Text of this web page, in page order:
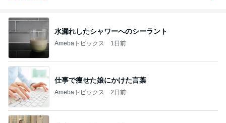
水漏れしたシャワーへのシーラント
Amebaトピックス 1日前
仕事で痩せた娘にかけた言葉
Amebaトピックス 2日前